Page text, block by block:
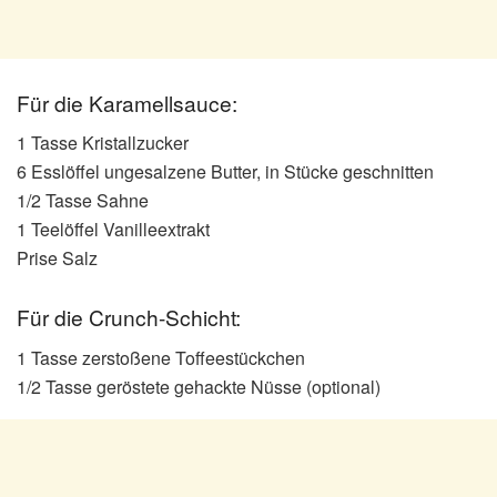
Für die Karamellsauce:
1 Tasse Kristallzucker
6 Esslöffel ungesalzene Butter, in Stücke geschnitten
1/2 Tasse Sahne
1 Teelöffel Vanilleextrakt
Prise Salz
Für die Crunch-Schicht:
1 Tasse zerstoßene Toffeestückchen
1/2 Tasse geröstete gehackte Nüsse (optional)